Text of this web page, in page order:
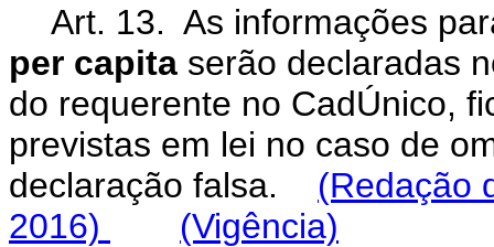
Art. 13. As informações
per capita serão declaradas
do requerente no CadÚnico,
previstas em lei no caso de
declaração falsa. (Redação
2016)
(Vigência)